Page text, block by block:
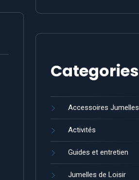
Categories
Accessoires Jumelles
Activités
Guides et entretien
Jumelles de Loisir